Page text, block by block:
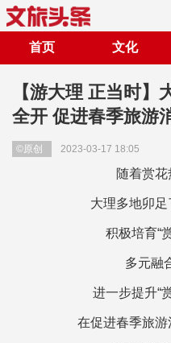
首页 文化
【游大理 正当时】
全开 促进春季旅游
©原创 2023-03-17 18:05
随着赏
大理多地卯
积极培育“
多元融
进一步提升“
在促进春季旅